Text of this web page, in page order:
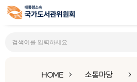
HOME 소통마당